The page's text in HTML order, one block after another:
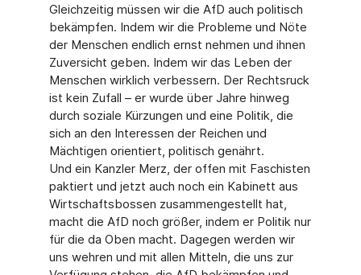
Gleichzeitig müssen wir die AfD auch politisch
bekämpfen. Indem wir die Probleme und Nöte
der Menschen endlich ernst nehmen und ihnen
Zuversicht geben. Indem wir das Leben der
Menschen wirklich verbessern. Der Rechtsruck
ist kein Zufall – er wurde über Jahre hinweg
durch soziale Kürzungen und eine Politik, die
sich an den Interessen der Reichen und
Mächtigen orientiert, politisch genährt.
Und ein Kanzler Merz, der offen mit Faschisten
paktiert und jetzt auch noch ein Kabinett aus
Wirtschaftsbossen zusammengestellt hat,
macht die AfD noch größer, indem er Politik nur
für die da Oben macht. Dagegen werden wir
uns wehren und mit allen Mitteln, die uns zur